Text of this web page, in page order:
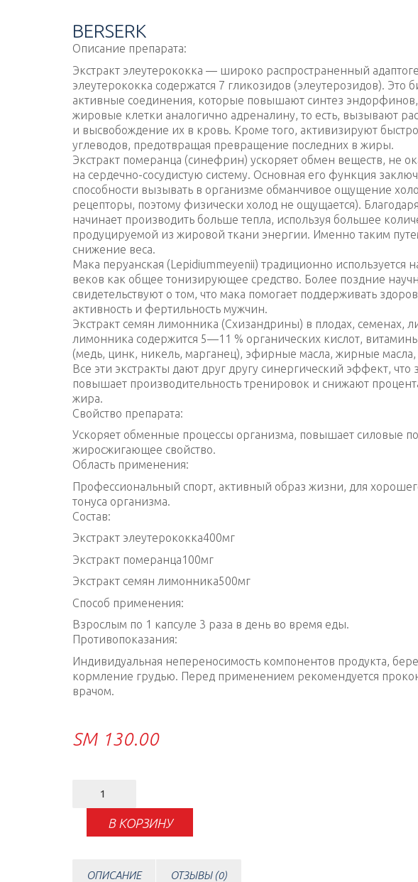
BERSERK
Описание препарата:
Экстракт элеутерококка — широко распространенный
элеутерококка содержатся 7 гликозидов (элеутерозидов). Это
активные соединения, которые повышают синтез эндорфинов,
жировые клетки аналогично адреналину, то есть, вызывают
и высвобождение их в кровь. Кроме того, активизируют
углеводов, предотвращая превращение последних в жиры.
Экстракт померанца (синефрин) ускоряет обмен веществ, не
на сердечно-сосудистую систему. Основная его функция
способности вызывать в организме обманчивое ощущение
рецепторы, поэтому физически холод не ощущается).
начинает производить больше тепла, используя большее
продуцируемой из жировой ткани энергии. Именно таким
снижение веса.
Мака перуанская (Lepidiummeyenii) традиционно используется
веков как общее тонизирующее средство. Более поздние
свидетельствуют о том, что мака помогает поддерживать
активность и фертильность мужчин.
Экстракт семян лимонника (Схизандрины) в плодах, семенах,
лимонника содержится 5—11 % органических кислот,
(медь, цинк, никель, марганец), эфирные масла, жирные масла,
Все эти экстракты дают друг другу синергический эффект, что
повышает производительность тренировок и снижают
жира.
Свойство препарата:
Ускоряет обменные процессы организма, повышает силовые
жиросжигающее свойство.
Область применения:
Профессиональный спорт, активный образ жизни, для
тонуса организма.
Состав:
Экстракт элеутерококка400мг
Экстракт померанца100мг
Экстракт семян лимонника500мг
Способ применения:
Взрослым по 1 капсуле 3 раза в день во время еды.
Противопоказания:
Индивидуальная непереносимость компонентов продукта,
кормление грудью. Перед применением рекомендуется
врачом.
ЅМ130.00
товара
В КОРЗИНУ
ОПИСАНИЕ ОТЗЫВЫ (0)